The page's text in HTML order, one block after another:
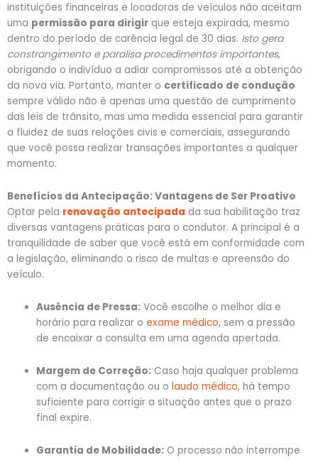
instituições financeiras e locadoras de veículos não aceitam
uma permissão para dirigir que esteja expirada, mesmo
dentro do período de carência legal de 30 dias. Isto gera
constrangimento e paralisa procedimentos importantes,
obrigando o indivíduo a adiar compromissos até a obtenção
da nova via. Portanto, manter o certificado de condução
sempre válido não é apenas uma questão de cumprimento
das leis de trânsito, mas uma medida essencial para garantir
a fluidez de suas relações civis e comerciais, assegurando
que você possa realizar transações importantes a qualquer
momento.
Benefícios da Antecipação: Vantagens de Ser Proativo
Optar pela renovação antecipada da sua habilitação traz
diversas vantagens práticas para o condutor. A principal é a
tranquilidade de saber que você está em conformidade com
a legislação, eliminando o risco de multas e apreensão do
veículo.
Ausência de Pressa: Você escolhe o melhor dia e
horário para realizar oexame médico, sem a pressão
de encaixar a consulta em uma agenda apertada.
Margem de Correção: Caso haja qualquer problema
com a documentação ou olaudo médico, há tempo
suficiente para corrigir a situação antes que o prazo
final expire.
Garantia de Mobilidade: O processo não interrompe